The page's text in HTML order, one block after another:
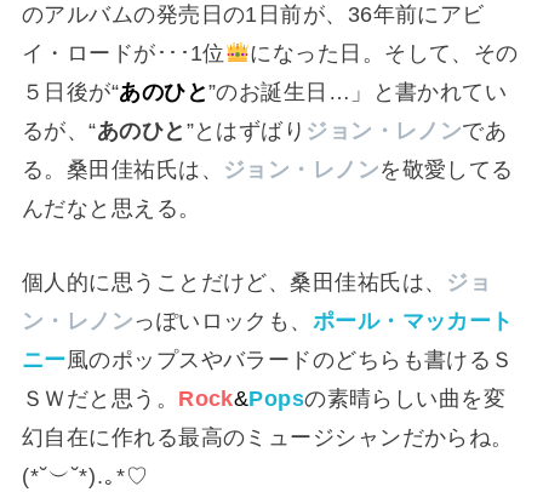
のアルバムの発売日の1日前が、36年前にアビ
イ・ロードが･･･1位
になった日。そして、その
５日後が“あのひと”のお誕生日…」と書かれてい
るが、“あのひと ”とはずばり ジョン・レノンであ
る。桑田佳祐氏は、
ジョン・レノンを敬愛してる
んだなと思える。
個人的に思うことだけど、桑田佳祐氏は、 ジョ
ン・レノンっぽいロックも、 ポール・マッカート
ニー風のポップスやバラードのどちらも書けるＳ
ＳＷだと思う。 Rock&Popsの素晴らしい曲を変
幻自在に作れる最高のミュージシャンだからね。
(⁠*⁠˘⁠︶⁠˘⁠*⁠)⁠.⁠｡⁠*⁠♡